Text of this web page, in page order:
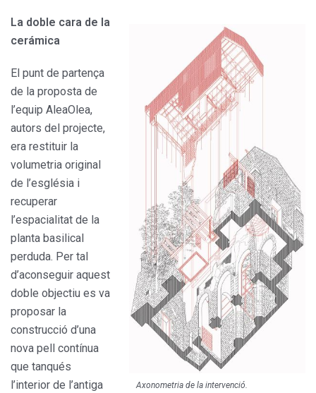
Axonometria de la intervenció.
La doble cara de la
cerámica
El punt de partença
de la proposta de
l’equip AleaOlea,
autors del projecte,
era restituir la
volumetria original
de l’església i
recuperar
l’espacialitat de la
planta basilical
perduda. Per tal
d’aconseguir aquest
doble objectiu es va
proposar la
construcció d’una
nova pell contínua
que tanqués
l’interior de l’antiga